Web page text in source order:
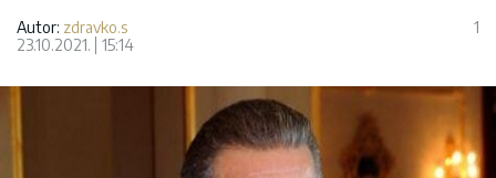
Autor: zdravko.s
23.10.2021.
15:14
1